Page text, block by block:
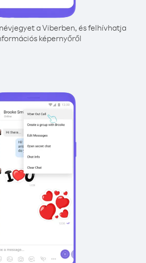
a Viberben, és felhívhatja
képernyőről